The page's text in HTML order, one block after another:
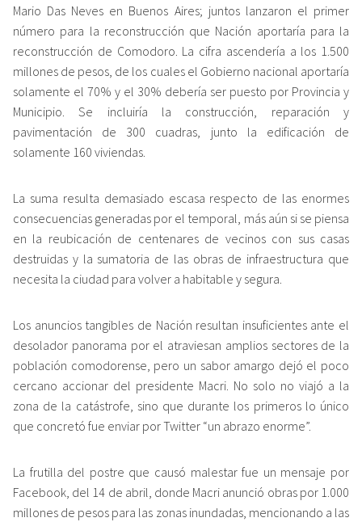
Mario Das Neves en Buenos Aires; juntos lanzaron el primer
número para la reconstrucción que Nación aportaría para la
reconstrucción de Comodoro. La cifra ascendería a los 1.500
millones de pesos, de los cuales el Gobierno nacional aportaría
solamente el 70% y el 30% debería ser puesto por Provincia y
Municipio. Se incluiría la construcción, reparación y
pavimentación de 300 cuadras, junto la edificación de
solamente 160 viviendas.
La suma resulta demasiado escasa respecto de las enormes
consecuencias generadas por el temporal, más aún si se piensa
en la reubicación de centenares de vecinos con sus casas
destruidas y la sumatoria de las obras de infraestructura que
necesita la ciudad para volver a habitable y segura.
Los anuncios tangibles de Nación resultan insuficientes ante el
desolador panorama por el atraviesan amplios sectores de la
población comodorense, pero un sabor amargo dejó el poco
cercano accionar del presidente Macri. No solo no viajó a la
zona de la catástrofe, sino que durante los primeros lo único
que concretó fue enviar por Twitter “un abrazo enorme”.
La frutilla del postre que causó malestar fue un mensaje por
Facebook, del 14 de abril, donde Macri anunció obras por 1.000
millones de pesos para las zonas inundadas, mencionando a las